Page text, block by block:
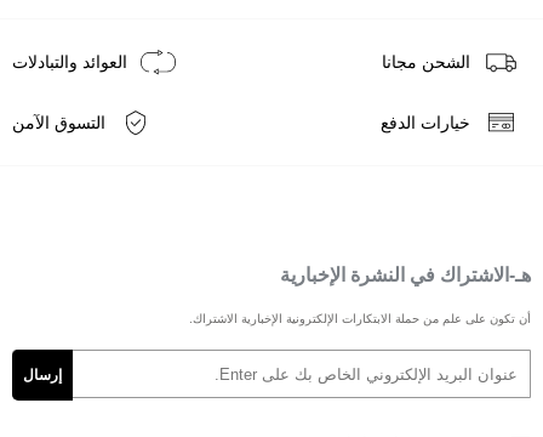
الشحن مجانا العوائد والتبادلات
خيارات الدفع التسوق الآمن
هـ-الاشتراك في النشرة الإخبارية
أن تكون على علم من حملة الابتكارات الإلكترونية الإخبارية الاشتراك.